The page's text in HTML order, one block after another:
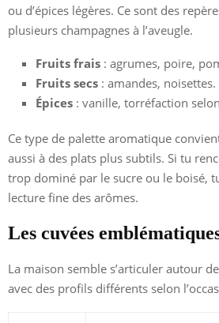
ou d’épices légères. Ce sont des
plusieurs champagnes à l’aveugle.
Fruits frais : agrumes, poire,
Fruits secs : amandes, noisettes.
Épices : vanille, torréfaction selon
Ce type de palette aromatique
aussi à des plats plus subtils. Si tu
trop dominé par le sucre ou le boisé,
lecture fine des arômes.
Les cuvées
La maison semble s’articuler autour
avec des profils différents selon